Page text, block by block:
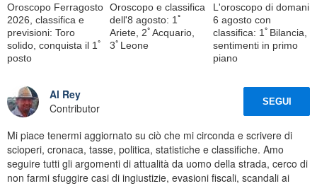
Oroscopo Ferragosto
2026, classifica e
previsioni: Toro
solido, conquista il 1ﾟ
posto
Oroscopo e classifica
dell'8 agosto: 1ﾟ
Ariete, 2ﾟAcquario,
3ﾟLeone
L'oroscopo di domani
6 agosto con
classifica: 1ﾟBilancia,
sentimenti in primo
piano
Al Rey
Contributor
SEGUI
Mi piace tenermi aggiornato su ciò che mi circonda e scrivere di
scioperi, cronaca, tasse, politica, statistiche e classifiche. Amo
seguire tutti gli argomenti di attualità da uomo della strada, cerco di
non farmi sfuggire casi di ingiustizie, evasioni fiscali, scandali ai